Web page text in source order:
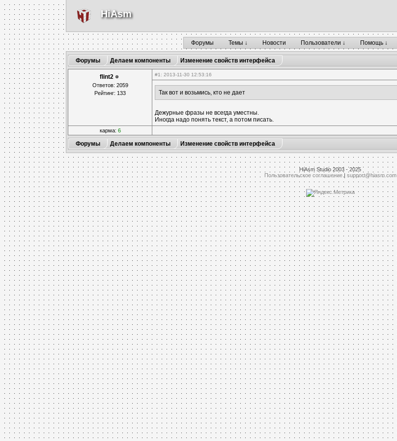
HiAsm
Форумы Темы ↓ Новости Пользователи ↓ Помощь ↓
Форумы Делаем компоненты Изменение свойств интерфейса
flint2
Ответов: 2059
Рейтинг: 133
#1 : 2013-11-30 12:53:16
Так вот и возьмись, кто не дает
Дежурные фразы не всегда уместны.
Иногда надо понять текст, а потом писать.
карма: 6
Форумы
Делаем компоненты Изменение свойств интерфейса
HiAsm Studio 2003 - 2025
Пользовательское соглашение| support@hiasm.com